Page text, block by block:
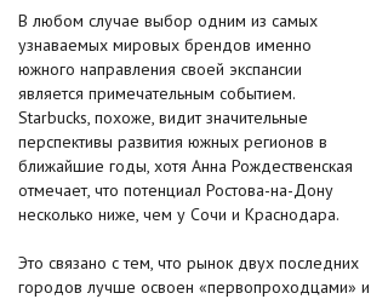
В любом случае выбор одним из самых
узнаваемых мировых брендов именно
южного направления своей экспансии
является примечательным событием.
Starbucks, похоже, видит значительные
перспективы развития южных регионов в
ближайшие годы, хотя Анна Рождественская
отмечает, что потенциал Ростова-на-Дону
несколько ниже, чем у Сочи и Краснодара.
Это связано с тем, что рынок двух последних
городов лучше освоен «первопроходцами» и